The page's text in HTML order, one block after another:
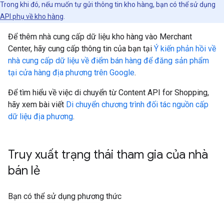
Trong khi đó, nếu muốn tự gửi thông tin kho hàng, bạn có thể sử dụng
API phụ về kho hàng
Để thêm nhà cung cấp dữ liệu kho hàng vào Merchant
Center, hãy cung cấp thông tin của bạn tại Ý kiến phản hồi về
nhà cung cấp dữ liệu về điểm bán hàng để đăng sản phẩm
tại cửa hàng địa phương trên Google.
Để tìm hiểu về việc di chuyển từ Content API for Shopping,
hãy xem bài viết Di chuyển chương trình đối tác nguồn cấp
dữ liệu địa phương.
Truy xuất trạng thái tham gia của nhà
bán lẻ
Bạn có thể sử dụng phương thức